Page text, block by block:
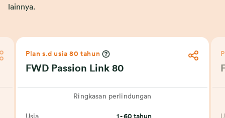
lainnya.
Plan s.d usia 80 tahun
FWD Passion Link 80
Ringkasan perlindungan
Usia 1 - 60 tahun